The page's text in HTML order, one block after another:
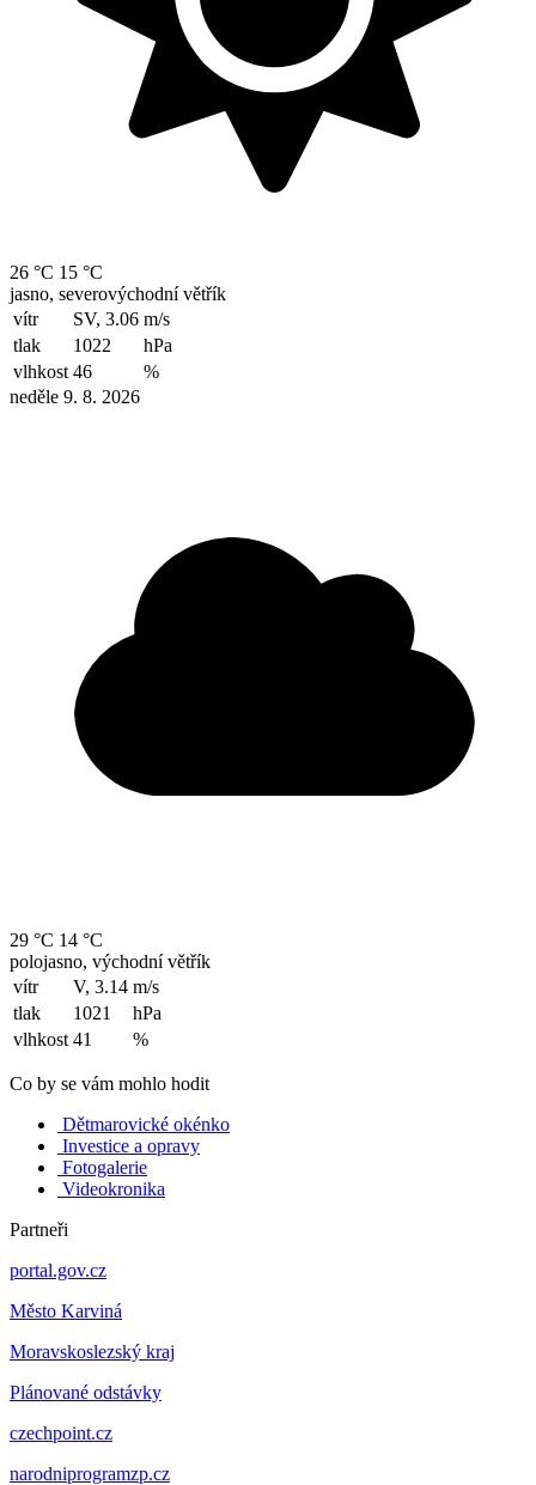
26 °C 15 °C
jasno, severovýchodní větřík
vítr
SV, 3.06 m/s
tlak
1022
hPa
vlhkost 46
%
neděle 9. 8. 2026
29 °C 14 °C
polojasno, východní větřík
vítr
V, 3.14 m/s
tlak
1021
hPa
vlhkost 41 %
Co by se vám mohlo hodit
Dětmarovické okénko
Investice a opravy
Fotogalerie
Videokronika
Partneři
portal.gov.cz
Město Karviná
Moravskoslezský kraj
Plánované odstávky
czechpoint.cz
narodniprogramzp.cz